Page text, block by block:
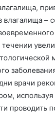
влагалища –
врачи
проводить